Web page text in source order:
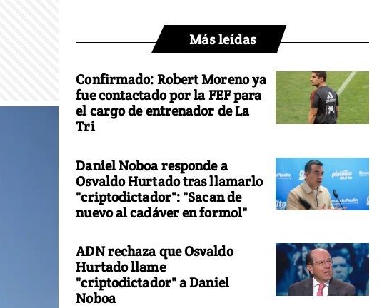
Más leídas
Confirmado: Robert Moreno ya
fue contactado por la FEF para
el cargo de entrenador de La
Tri
Daniel Noboa responde a
Osvaldo Hurtado tras llamarlo
"criptodictador": "Sacan de
nuevo al cadáver en formol"
ADN rechaza que Osvaldo
Hurtado llame
"criptodictador" a Daniel
Noboa